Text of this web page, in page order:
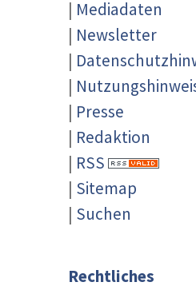
| Mediadaten
| Newsletter
|
|
| Presse
| Redaktion
| RSS
| Sitemap
| Suchen
Rechtliches